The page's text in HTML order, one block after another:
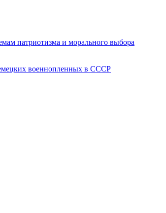
патриотизма и морального выбора
военнопленных в СССР